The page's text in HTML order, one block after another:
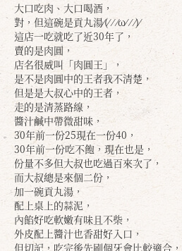
大口吃肉、大口喝酒，
對，但這碗是貢丸湯⁄(⁄ ⁄ ⁄ω⁄ ⁄ ⁄)⁄
這店一吃就吃了近30年了，
賣的是肉圓，
店名很威叫「肉圓王」，
是不是肉圓中的王者我不清楚，
但是是大叔心中的王者，
走的是清蒸路線，
醬汁鹹中帶微甜味，
30年前一份25現在一份40，
30年前一份吃不飽，現在也是，
份量不多但大叔也吃過百來次了，
而大叔總是來個二份，
加一碗貢丸湯，
配上桌上的蒜泥，
內餡好吃軟嫩有味且不柴，
外皮配上醬汁也香甜好入口，
但切記，吃完後先刷個牙會比較適合，